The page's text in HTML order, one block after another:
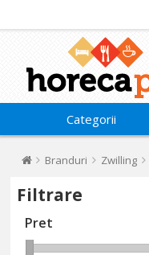
Categorii
Branduri Zwilling
Filtrare
Pret